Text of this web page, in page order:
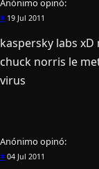
Anónimo opinó:
# 19 Jul 2011
kaspersky labs xD
chuck norris le
virus
Anónimo opinó:
# 04 Jul 2011